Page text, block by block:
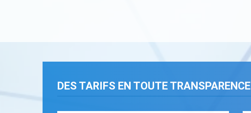
DES TARIFS EN TOUTE TRANSPARENCE